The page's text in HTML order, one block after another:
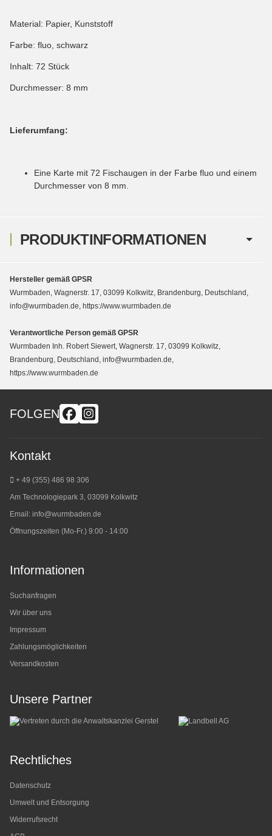
PRODUKTINFORMATIONEN
Material: Papier, Kunststoff
Farbe: fluo, schwarz
Inhalt: 72 Stück
Durchmesser: 8 mm
Lieferumfang:
Eine Karte mit 72 Fischaugen in der Farbe fluo und einem
Durchmesser von 8 mm.
Hersteller gemäß GPSR
Wurmbaden, Wagnerstr. 17, 03099 Kolkwitz, Brandenburg, Deutschland,
info@wurmbaden.de, https://www.wurmbaden.de
Verantwortliche Person gemäß GPSR
Wurmbaden Inh. Robert Siewert, Wagnerstr. 17, 03099 Kolkwitz,
Brandenburg, Deutschland, info@wurmbaden.de,
https://www.wurmbaden.de
FOLGEN
Kontakt
+ 49 (355) 486 98 306
Am Technologiepark 3, 03099 Kolkwitz
Email: info@wurmbaden.de
Öffnungszeiten (Mo-Fr.) 9:00 - 14:00
Informationen
Suchanfragen
Wir über uns
Impressum
Zahlungsmöglichkeiten
Versandkosten
Unsere Partner
Rechtliches
Datenschutz
Umwelt und Entsorgung
Widerrufsrecht